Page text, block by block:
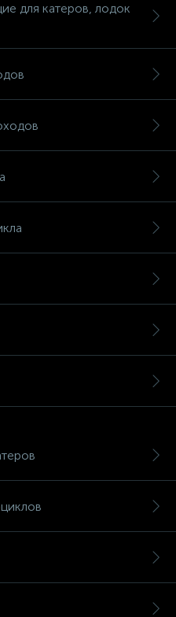
для катеров, лодок